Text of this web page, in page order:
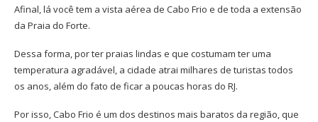
Afinal, lá você tem a vista aérea de Cabo Frio e de toda a extensão
da Praia do Forte.
Dessa forma, por ter praias lindas e que costumam ter uma
temperatura agradável, a cidade atrai milhares de turistas todos
os anos, além do fato de ficar a poucas horas do RJ.
Por isso, Cabo Frio é um dos destinos mais baratos da região, que